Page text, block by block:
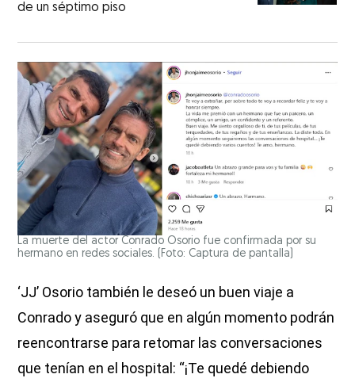
de un séptimo piso
La muerte del actor Conrado Osorio fue confirmada por su
hermano en redes sociales. (Foto: Captura de pantalla)
‘JJ’ Osorio también le deseó un buen viaje a
Conrado y aseguró que en algún momento podrán
reencontrarse para retomar las conversaciones
que tenían en el hospital: “¡Te quedé debiendo